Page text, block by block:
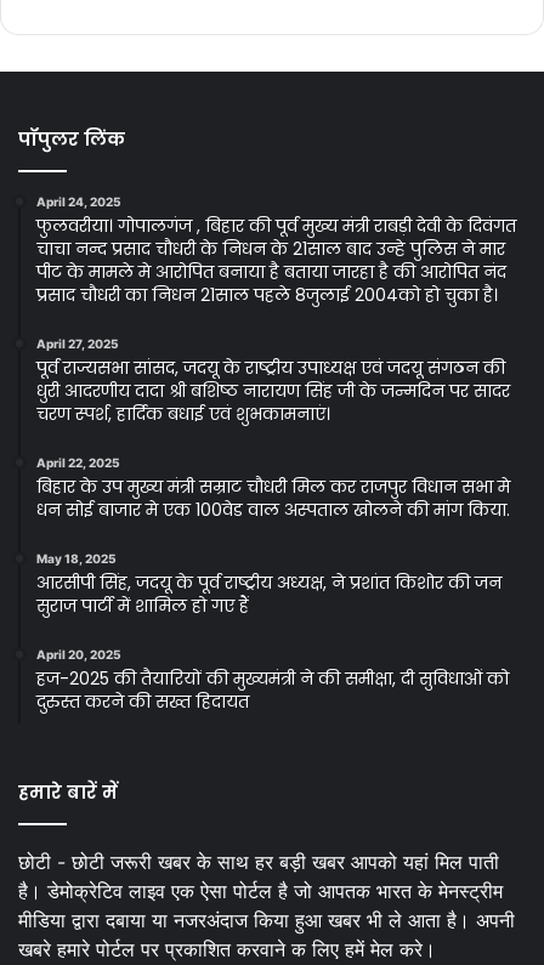
पॉपुलर लिंक
April 24, 2025
फुलवरीया। गोपालगंज , बिहार की पूर्व मुख्य मंत्री राबड़ी देवी के दिवंगत
चाचा नन्द प्रसाद चौधरी के निधन के 21साल बाद उन्हे पुलिस ने मार
पीट के मामले मे आरोपित बनाया है बताया जारहा है की आरोपित नंद
प्रसाद चौधरी का निधन 21साल पहले 8जुलाई 2004को हो चुका है।
April 27, 2025
पूर्व राज्यसभा सांसद, जदयू के राष्ट्रीय उपाध्यक्ष एवं जदयू संगठन की
धुरी आदरणीय दादा श्री बशिष्ठ नारायण सिंह जी के जन्मदिन पर सादर
चरण स्पर्श, हार्दिक बधाई एवं शुभकामनाएं।
April 22, 2025
बिहार के उप मुख्य मंत्री सम्राट चौधरी मिल कर राजपुर विधान सभा मे
धन सोई बाजार मे एक 100वेड वाल अस्पताल खोलने की मांग किया.
May 18, 2025
आरसीपी सिंह, जदयू के पूर्व राष्ट्रीय अध्यक्ष, ने प्रशांत किशोर की जन
सुराज पार्टी में शामिल हो गए हैं
April 20, 2025
हज-2025 की तैयारियों की मुख्यमंत्री ने की समीक्षा, दी सुविधाओं को
दुरुस्त करने की सख्त हिदायत
हमारे बारें में
छोटी - छोटी जरूरी खबर के साथ हर बड़ी खबर आपको यहां मिल पाती
है। डेमोक्रेटिव लाइव एक ऐसा पोर्टल है जो आपतक भारत के मेनस्ट्रीम
मीडिया द्वारा दबाया या नजरअंदाज किया हुआ खबर भी ले आता है। अपनी
खबरे हमारे पोर्टल पर प्रकाशित करवाने क लिए हमें मेल करे।